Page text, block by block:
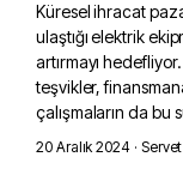
Küresel ihracat
ulaştığı elektrik
artırmayı
teşvikler,
çalışmaların da bu
20 Aralık 2024 ·